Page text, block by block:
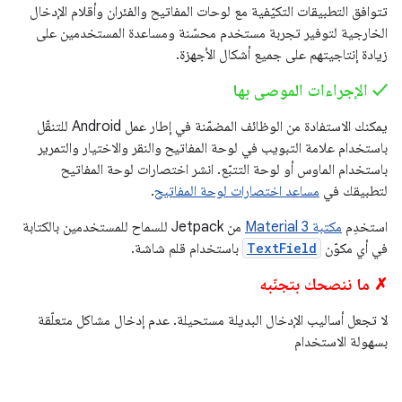
تتوافق التطبيقات التكيّفية مع لوحات المفاتيح والفئران وأقلام الإدخال
الخارجية لتوفير تجربة مستخدم محسّنة ومساعدة المستخدمين على
زيادة إنتاجيتهم على جميع أشكال الأجهزة.
‫✓ الإجراءات الموصى بها
يمكنك الاستفادة من الوظائف المضمّنة في إطار عمل Android للتنقّل
باستخدام علامة التبويب في لوحة المفاتيح والنقر والاختيار والتمرير
باستخدام الماوس أو لوحة التتبّع. انشر اختصارات لوحة المفاتيح
لتطبيقك في مساعد اختصارات لوحة المفاتيح.
استخدِم مكتبة Material 3
من Jetpack للسماح للمستخدمين بالكتابة
في أي مكوّن TextField باستخدام قلم شاشة.
✗ ما ننصحك بتجنّبه
لا تجعل أساليب الإدخال البديلة مستحيلة. عدم إدخال مشاكل متعلّقة
بسهولة الاستخدام